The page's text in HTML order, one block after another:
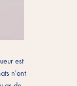
est
n'ont